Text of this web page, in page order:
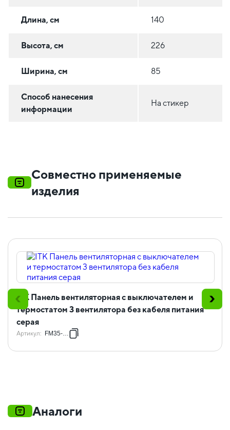
Длина, см 140
Высота, см 226
Ширина, см 85
Способ нанесения
информации
На стикер
Совместно применяемые
изделия
ITK Панель вентиляторная с выключателем и
термостатом 3 вентилятора без кабеля питания
серая
Артикул: FM35-32M
Аналоги